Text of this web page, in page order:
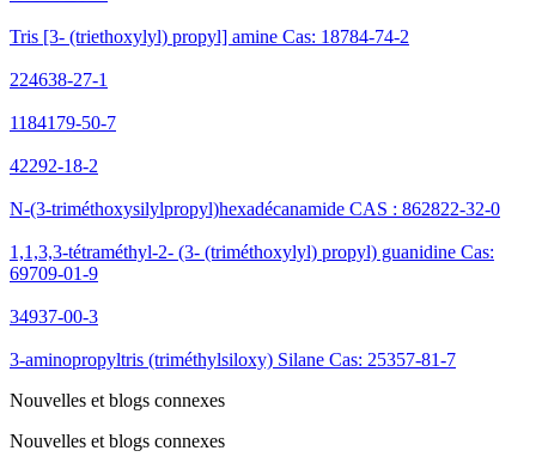
Tris [3- (triethoxylyl) propyl] amine Cas: 18784-74-2
224638-27-1
1184179-50-7
42292-18-2
N-(3-triméthoxysilylpropyl)hexadécanamide CAS : 862822-32-0
1,1,3,3-tétraméthyl-2- (3- (triméthoxylyl) propyl) guanidine Cas:
69709-01-9
34937-00-3
3-aminopropyltris (triméthylsiloxy) Silane Cas: 25357-81-7
Nouvelles et blogs connexes
Nouvelles et blogs connexes